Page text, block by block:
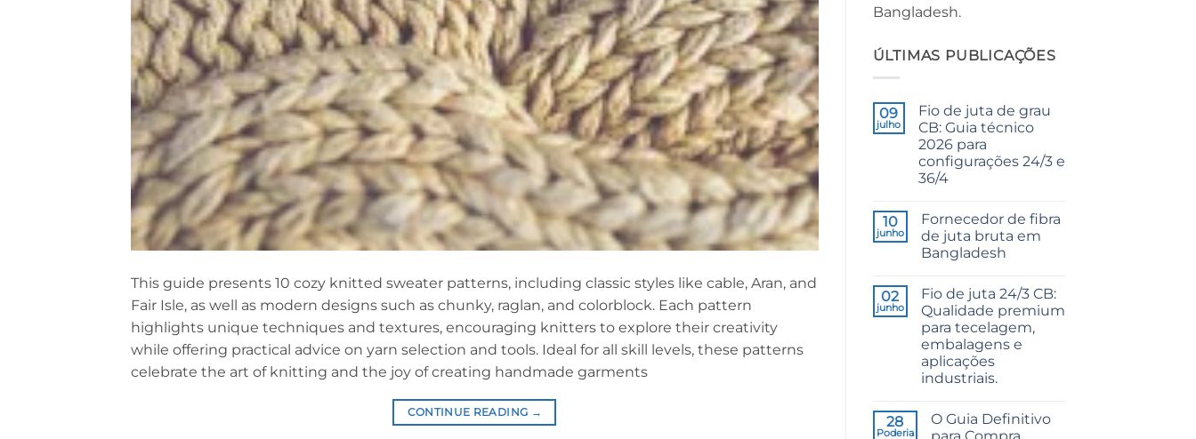
This guide presents 10 cozy knitted sweater patterns, including classic styles like cable, Aran, and
Fair Isle, as well as modern designs such as chunky, raglan, and colorblock. Each pattern
highlights unique techniques and textures, encouraging knitters to explore their creativity
while offering practical advice on yarn selection and tools. Ideal for all skill levels, these patterns
celebrate the art of knitting and the joy of creating handmade garments
CONTINUE READING →
Bangladesh.
ÚLTIMAS PUBLICAÇÕES
09
julho
Fio de juta de grau
CB: Guia técnico
2026 para
configurações 24/3 e
36/4
em
CB
Grade
Jute
Technical
2026
Guide
to
24/3
and
36/4
Configurations
10
junho
Fornecedor de fibra
de juta bruta em
Bangladesh
em
Raw
Jute
Fibre
Supplier
Bangladesh
02
junho
Fio de juta 24/3 CB:
Qualidade premium
para tecelagem,
embalagens e
aplicações
industriais.
em
24/3
28
Poderia
O Guia Definitivo